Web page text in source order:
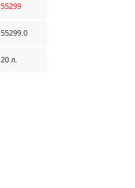
55299
55299.0
20 л.